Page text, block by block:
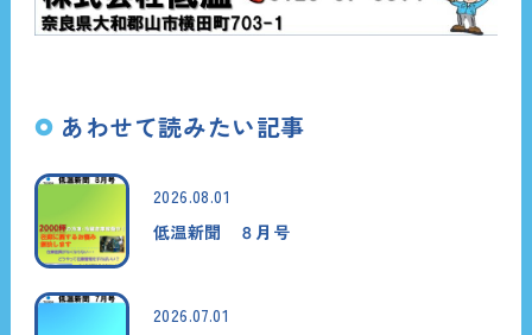
あわせて読みたい記事
2026.08.01
低温新聞 ８月号
2026.07.01